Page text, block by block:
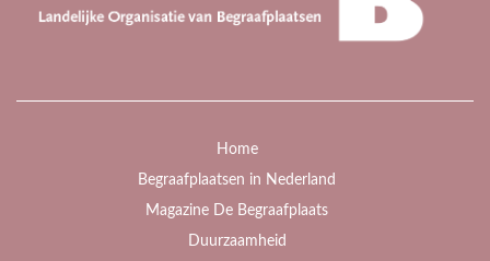
Home
Begraafplaatsen in Nederland
Magazine De Begraafplaats
Duurzaamheid